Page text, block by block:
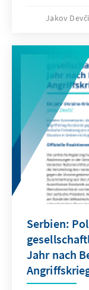
Bekenntnis
russischen
politischen
Jakov
Serbien:
Jahr nach